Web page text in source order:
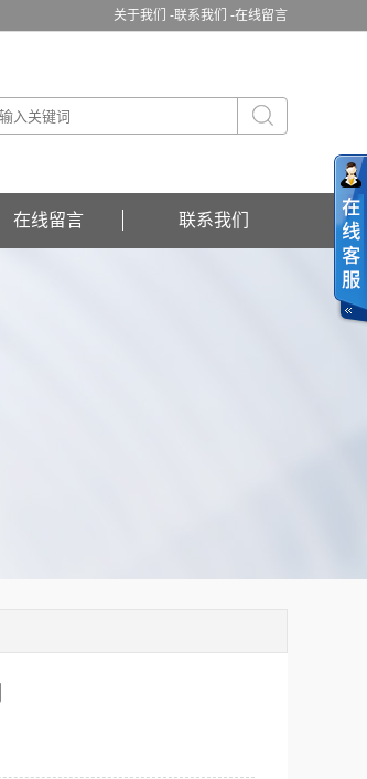
关于我们 -联系我们 -在线留言
在线留言 联系我们